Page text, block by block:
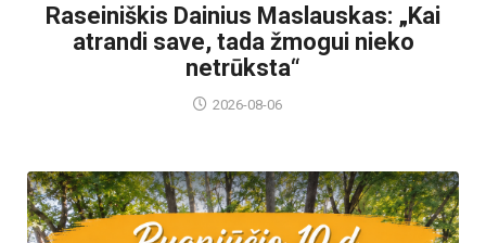
Raseiniškis Dainius Maslauskas: „Kai
atrandi save, tada žmogui nieko
netrūksta“
2026-08-06